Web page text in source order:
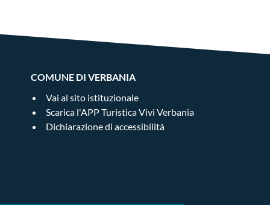
COMUNE DI VERBANIA
Vai al sito istituzionale
Scarica l'APP Turistica Vivi Verbania
Dichiarazione di accessibilità